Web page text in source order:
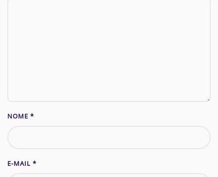
NOME *
E-MAIL *